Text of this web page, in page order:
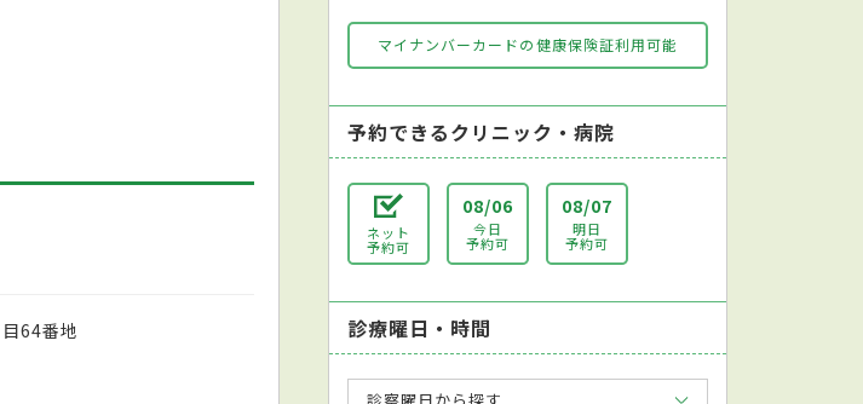
64番地
マイナンバーカードの健康保険証利用可能
予約できるクリニック・病院
ネット
予約可
08/06
今日
予約可
08/07
明日
予約可
診療曜日・時間